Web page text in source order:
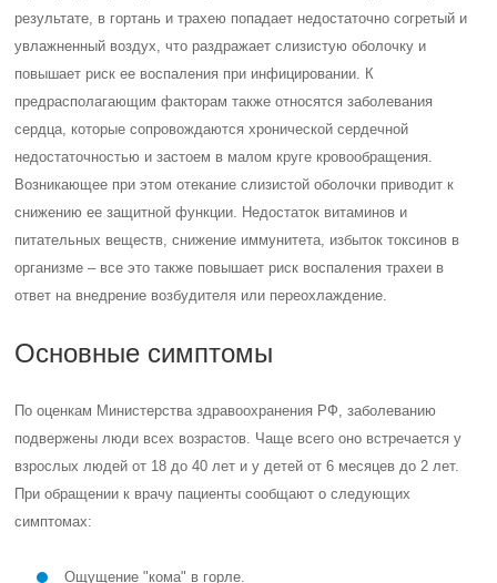
результате, в гортань и трахею попадает недостаточно согретый и
увлажненный воздух, что раздражает слизистую оболочку и
повышает риск ее воспаления при инфицировании. К
предрасполагающим факторам также относятся заболевания
сердца, которые сопровождаются хронической сердечной
недостаточностью и застоем в малом круге кровообращения.
Возникающее при этом отекание слизистой оболочки приводит к
снижению ее защитной функции. Недостаток витаминов и
питательных веществ, снижение иммунитета, избыток токсинов в
организме – все это также повышает риск воспаления трахеи в
ответ на внедрение возбудителя или переохлаждение.
Основные симптомы
По оценкам Министерства здравоохранения РФ, заболеванию
подвержены люди всех возрастов. Чаще всего оно встречается у
взрослых людей от 18 до 40 лет и у детей от 6 месяцев до 2 лет.
При обращении к врачу пациенты сообщают о следующих
симптомах:
Ощущение "кома" в горле.